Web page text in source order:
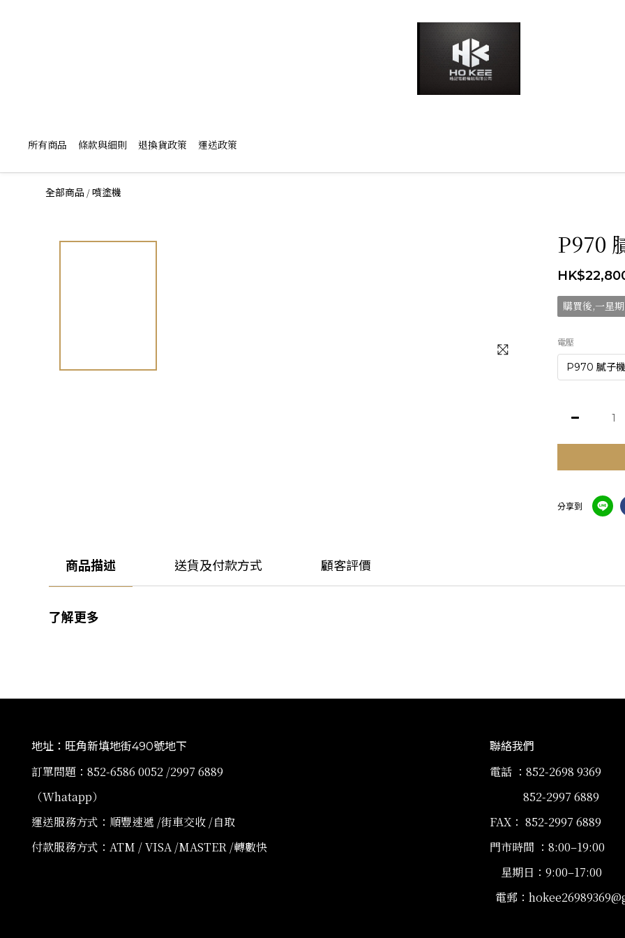
所有商品 條款與細則 退換貨政策 運送政策
全部商品 /噴塗機
P970
購買後,一星
電壓
分享到
商品描述 送貨及付款方式 顧客評價
了解更多
地址：旺角新填地街490號地下
訂單問題：852-6586 0052 /2997 6889
（Whatapp）
運送服務方式：順豐速遞 /街車交收 /自取
付款服務方式：ATM / VISA /MASTER /轉數快
聯絡我們
電話 ：852-2698 9369
852-2997 6889
FAX： 852-2997 6889
門市時間 ：8:00–19:00
星期日：9:00–17:00
電郵：